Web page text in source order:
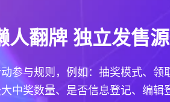
人翻牌 独立发售
参与规则，例如：抽奖模式、
中奖数量、是否信息登记、编